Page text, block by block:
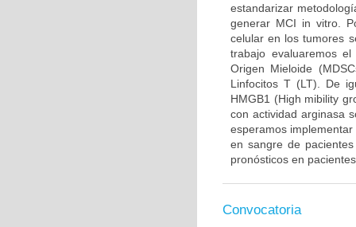
estandarizar
generar MCI in vitro.
celular en los tumores
trabajo evaluaremos
Origen Mieloide
Linfocitos T (LT). De
HMGB1 (High mibility
con actividad arginasa
esperamos
en sangre de
pronósticos en
Convocatoria